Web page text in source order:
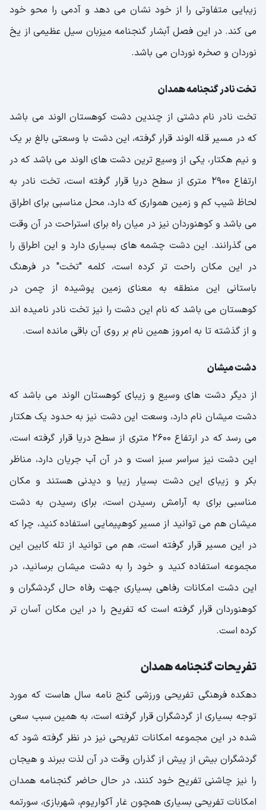
زیبایی متفاوتی را از خود نشان می دهد و آدمی را محو خود
می کند. در این فصل آبشار گنجنامه میزبان سیل عظیمی از یخ
نوردان و صخره نوردان می باشد.
تخت نادر گنجنامه همدان
تخت نادر نام دشتی از چندین دشت کوهستان الوند می باشد
که در مسیر قله الوند قرار گرفته، این دشت با وسعتی بالغ بر یک
و نیم هکتار، یکی از وسیع ترین دشت های الوند می باشد که در
ارتفاع 2900 متری از سطح دریا قرار گرفته است، تخت نادر به
لحاظ شیب کم و زمین همواری که دارد، محل مناسبی برای اطراق
می باشد و کوهنوردان نیز در میان راه برای استراحت در آن وقت
می گذرانند. این دشت چشمه های بسیاری دارد و این اطراق را
در این مکان راحت تر کرده است، کلمه "تخت" در فرهنگ
باستانی این منطقه به معنای زمین پوشیده از چمن در
کوهستان می باشد که نام این دشت را نیز تخت نادر نامیده اند
و از گذشته تا به امروز همین نام بر روی آن باقی مانده است.
دشت میشان
از دیگر دشت های وسیع و زیبای کوهستان الوند می باشد که
دشت میشان نام دارد، وسعت این دشت نیز به حدود یک هکتار
می رسد که در ارتفاع 2600 متری از سطح دریا قرار گرفته است،
این دشت نیز سراسر سبز است و در آن آب جریان دارد، مناظر
بکر و زیبای این دشت بسیار زیبا و دیدنی هستند و مکان
مناسبی برای به آرامش رسیدن است، برای رسیدن به دشت
میشان هم می توانید از مسیر کوهپیمایی استفاده کنید، چرا که
در این مسیر قرار گرفته است، هم می توانید از تله کابین این
مجموعه استفاده کنید و خود را به دشت میشان برسانید، در
این دشت امکانات رفاهی بسیاری جهت رفاه حال گردشگران و
کوهنوردان قرار گرفته است که تفریح را در این مکان آسان تر
کرده است.
تفریحات گنجنامه همدان
دهکده فرهنگی تفریحی ورزشی گنج نامه سال هاست که مورد
توجه بسیاری از گردشگران قرار گرفته است، به همین سبب سعی
شده در این مجموعه امکانات تفریحی نیز در نظر گرفته شود که
گردشگران بیش از پیش از گذران وقت در آن لذت ببرند و هیجان
را نیز چاشنی تفریح خود کنند، در حال حاضر گنجنامه همدان
امکانات تفریحی بسیاری همچون غار آکواریوم، شهربازی، سورتمه